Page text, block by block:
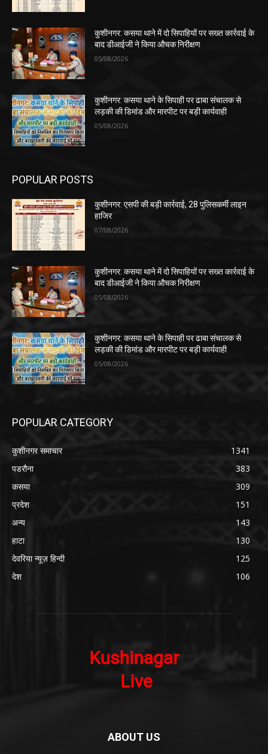
कुशीनगर: कसया थाने में दो सिपाहियों पर सख्त कार्रवाई के
बाद डीआईजी ने किया औचक निरीक्षण
05/08/2026
कुशीनगर: कसया थाने के सिपाही पर ढाबा संचालक से
लड़की की डिमांड और मारपीट पर बड़ी कार्यवाही
05/08/2026
POPULAR POSTS
कुशीनगर: एसपी की बड़ी कार्रवाई, 28 पुलिसकर्मी लाइन
हाजिर
07/08/2026
कुशीनगर: कसया थाने में दो सिपाहियों पर सख्त कार्रवाई के
बाद डीआईजी ने किया औचक निरीक्षण
05/08/2026
कुशीनगर: कसया थाने के सिपाही पर ढाबा संचालक से
लड़की की डिमांड और मारपीट पर बड़ी कार्यवाही
05/08/2026
POPULAR CATEGORY
कुशीनगर समाचार
1341
पडरौना
383
कसया
309
प्रदेश
151
अन्य
143
हाटा
130
देवरिया न्यूज़ हिन्दी
125
देश
106
ABOUT US